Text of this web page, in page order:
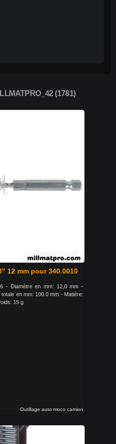
(1781)
12 mm pour 340.0010
- Diamètre en mm: 12,0 mm -
en mm: 100.0 mm - Matière:
15 g
Outillage auto moco camion